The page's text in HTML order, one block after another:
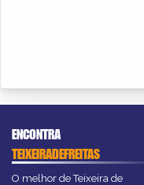
ENCONTRA
TEIXEIRADEFREITAS
O melhor de Teixeira de